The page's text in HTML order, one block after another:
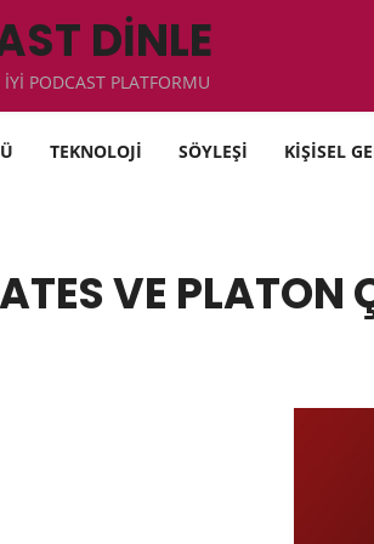
DİNLE
PODCAST PLATFORMU
TEKNOLOJİ SÖYLEŞİ KİŞİSEL
VE